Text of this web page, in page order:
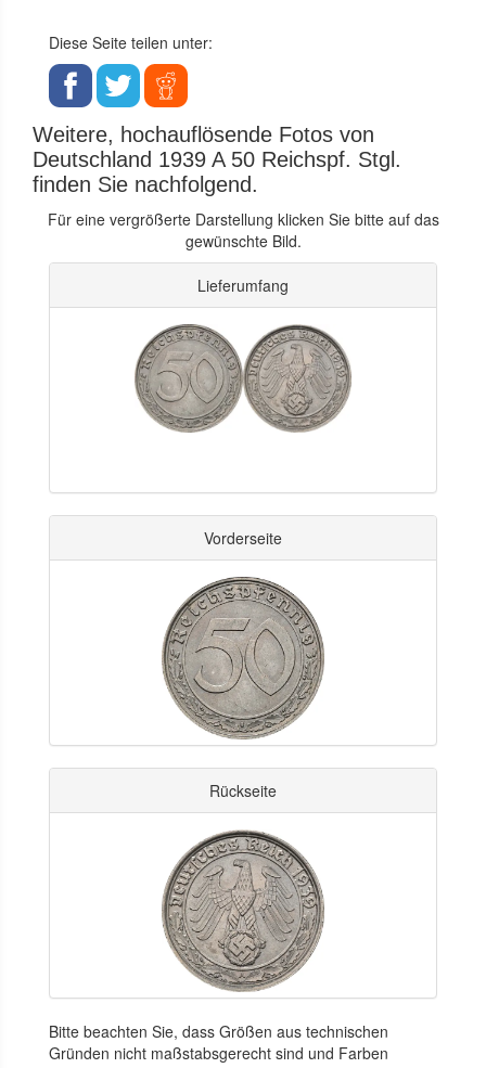
Diese Seite teilen unter:
Weitere, hochauflösende Fotos von
Deutschland 1939 A 50 Reichspf. Stgl.
finden Sie nachfolgend.
Für eine vergrößerte Darstellung klicken Sie bitte auf das
gewünschte Bild.
Lieferumfang
Vorderseite
Rückseite
Bitte beachten Sie, dass Größen aus technischen
Gründen nicht maßstabsgerecht sind und Farben